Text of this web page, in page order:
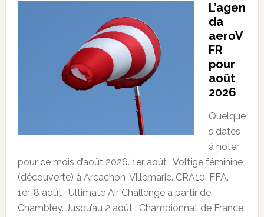
L’agen
da
aeroV
FR
pour
août
2026
Quelque
s dates
à noter
pour ce mois d’août 2026. 1er août : Voltige féminine
(découverte) à Arcachon-Villemarie. CRA10. FFA.
1er-8 août : Ultimate Air Challenge à partir de
Chambley. Jusqu’au 2 août : Championnat de France